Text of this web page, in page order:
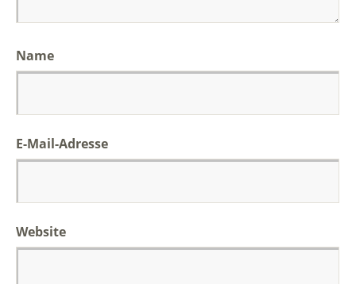
Name
E-Mail-Adresse
Website